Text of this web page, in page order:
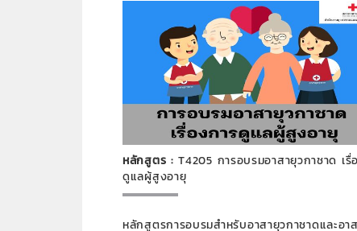
หลักสูตร :T4205 การอบรมอาสายุวกาชาด เรื่
ดูแลผู้สูงอายุ
หลักสูตรการอบรมสำหรับอาสายุวกาชาดและอา